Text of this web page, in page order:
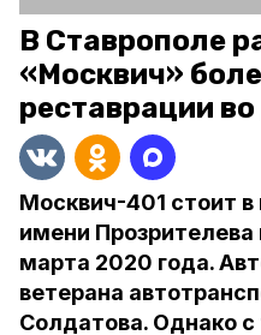
В Ставрополе
«Москвич»
реставрации
Москвич-401 стоит
имени Прозрителева
марта 2020 года.
ветерана
Солдатова. Однако